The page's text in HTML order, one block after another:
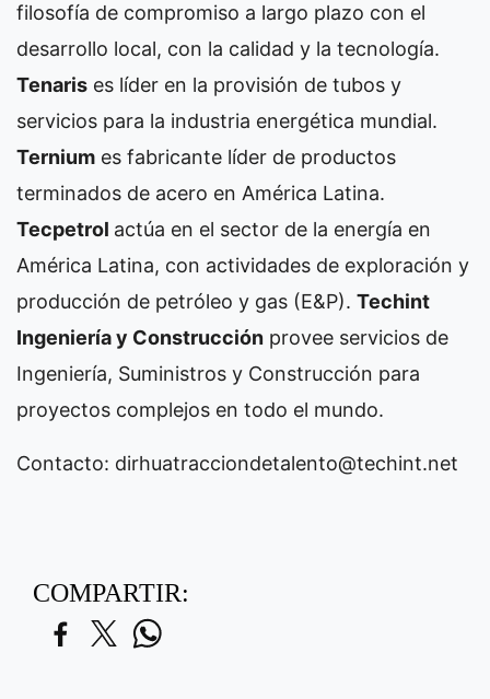
filosofía de compromiso a largo plazo con el
desarrollo local, con la calidad y la tecnología.
Tenaris es líder en la provisión de tubos y
servicios para la industria energética mundial.
Ternium es fabricante líder de productos
terminados de acero en América Latina.
Tecpetrol actúa en el sector de la energía en
América Latina, con actividades de exploración y
producción de petróleo y gas (E&P). Techint
Ingeniería y Construcción provee servicios de
Ingeniería, Suministros y Construcción para
proyectos complejos en todo el mundo.
Contacto: dirhuatracciondetalento@techint.net
COMPARTIR: